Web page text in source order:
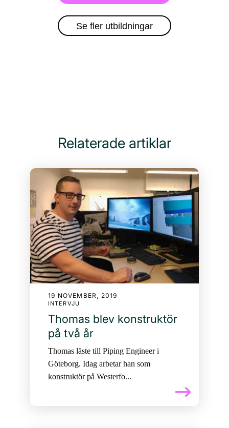
Se fler utbildningar
Relaterade artiklar
19 NOVEMBER, 2019
INTERVJU
Thomas blev konstruktör
på två år
Thomas läste till Piping Engineer i
Göteborg. Idag arbetar han som
konstruktör på Westerfo...